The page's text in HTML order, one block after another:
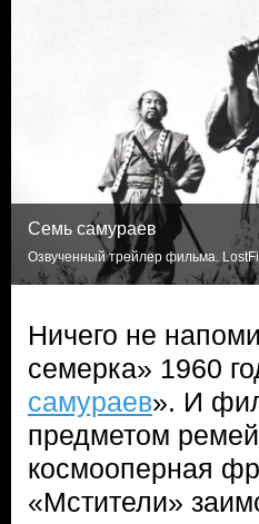
Семь самураев
Озвученный трейлер фильма.
Ничего не
семерка» 1960
самураев». И
предметом
космооперная
«Мстители»